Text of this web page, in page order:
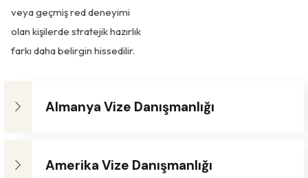
veya geçmiş red deneyimi
olan kişilerde stratejik hazırlık
farkı daha belirgin hissedilir.
Almanya Vize Danışmanlığı
Amerika Vize Danışmanlığı